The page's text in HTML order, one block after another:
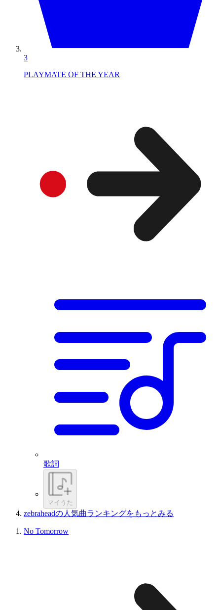
3
PLAYMATE OF THE YEAR
歌詞
マイうた
zebraheadの人気曲ランキングをもっとみる
No Tomorrow